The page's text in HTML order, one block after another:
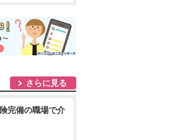
さらに見る
完備の職場で介